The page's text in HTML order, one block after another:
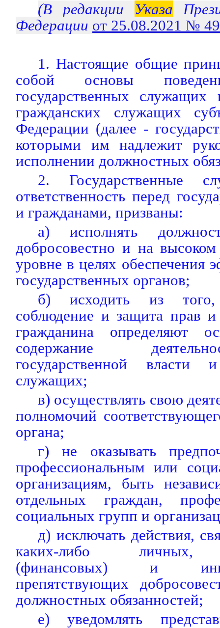
(В редакции Указа
Федерации от 25.08.2021 №
1. Настоящие общие
собой основы
государственных служащих
гражданских служащих
Федерации (далее -
которыми им надлежит
исполнении должностных
2. Государственные
ответственность перед
и гражданами, призваны:
а) исполнять
добросовестно и на
уровне в целях обеспечения
государственных органов;
б) исходить из
соблюдение и защита прав
гражданина определяют
содержание
государственной власти
служащих;
в) осуществлять свою
полномочий
органа;
г) не оказывать
профессиональным или
организациям, быть
отдельных граждан,
социальных групп и
д) исключать действия,
каких-либо личных,
(финансовых) и
препятствующих
должностных обязанностей;
е) уведомлять